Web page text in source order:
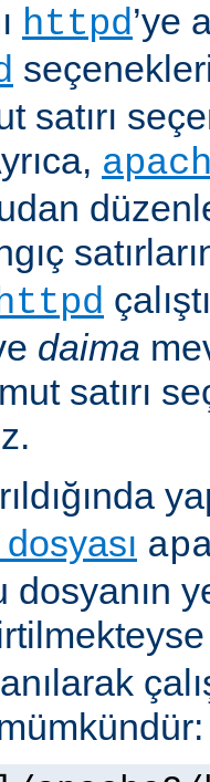
httpd’ye
satırı
daima
satırı
dosyanın